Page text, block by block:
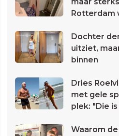
Rotterdam
Dochter
uitziet,
binnen
Dries
met gele
plek: "Die
Waarom